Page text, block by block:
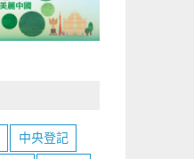
中央登記